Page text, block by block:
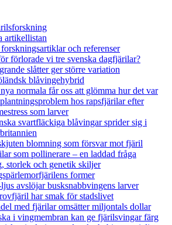
artikellistan
och referenser
förlorade vi tre svenska dagfjärilar?
slåtter ger större variation
blåvingehybrid
normala får oss att glömma hur det var
hos rapsfjärilar efter
som larver
svartfläckiga blåvingar sprider sig i
blomning som försvar mot fjäril
som pollinerare – en laddad fråga
storlek och genetik skiljer
former
avslöjar busksnabbvingens larver
har smak för stadslivet
med fjärilar omsätter miljontals dollar
i vingmembran kan ge fjärilsvingar färg